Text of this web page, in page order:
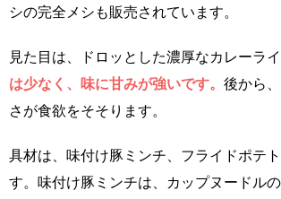
シの完全メシも販売されています。
見た目は、ドロッとした濃厚なカレーライ
は少なく、味に甘みが強いです。 後から
さが食欲をそそります。
具材は、味付け豚ミンチ、フライドポテ
す。味付け豚ミンチは、カップヌードル